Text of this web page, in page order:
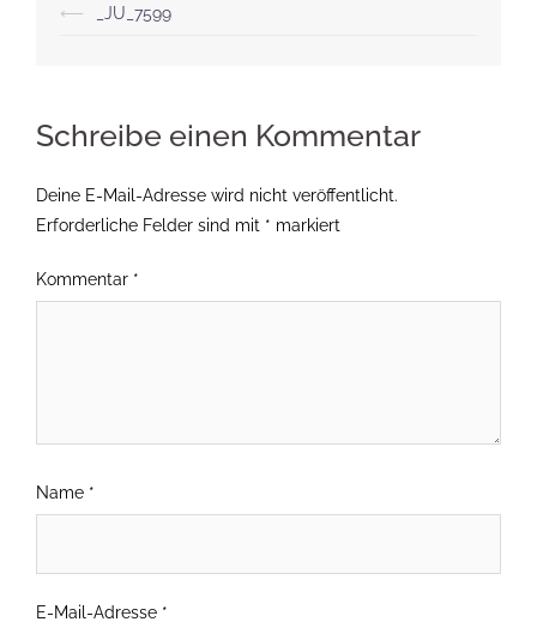
Beitragsnavigation
⟵ _JU_7599
Schreibe einen Kommentar
Deine E-Mail-Adresse wird nicht veröffentlicht.
Erforderliche Felder sind mit * markiert
Kommentar *
Name *
E-Mail-Adresse *